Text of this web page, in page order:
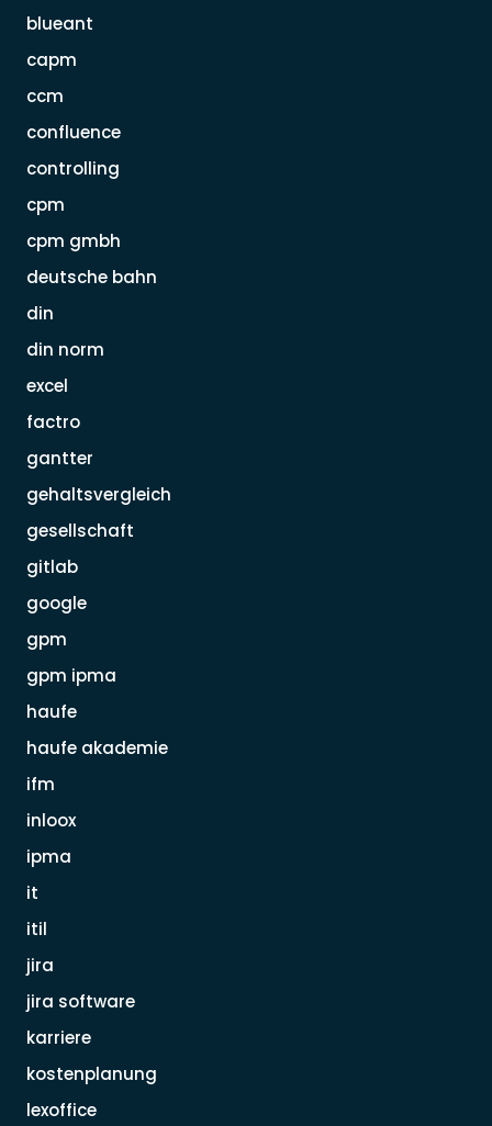
blueant
capm
ccm
confluence
controlling
cpm
cpm gmbh
deutsche bahn
din
din norm
excel
factro
gantter
gehaltsvergleich
gesellschaft
gitlab
google
gpm
gpm ipma
haufe
haufe akademie
ifm
inloox
ipma
it
itil
jira
jira software
karriere
kostenplanung
lexoffice